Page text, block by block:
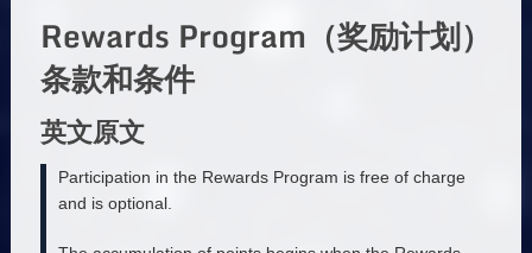
Rewards Program（奖励计划）
条款和条件
英文原文
Participation in the Rewards Program is free of charge
and is optional.